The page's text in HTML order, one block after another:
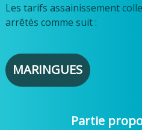
Les tarifs assainissement
arrêtés comme suit :
MARINGUES
Partie